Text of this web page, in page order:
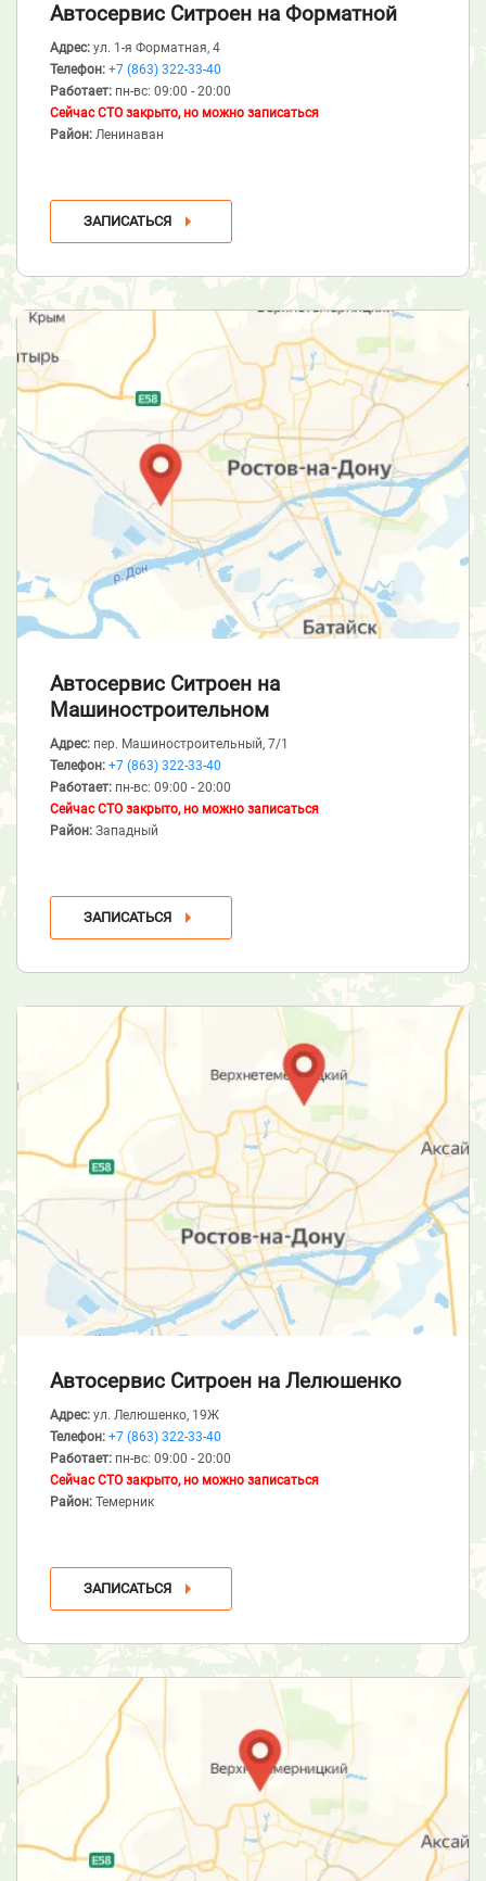
Автосервис Ситроен на Форматной
Адрес: ул. 1-я Форматная, 4
Телефон: +7 (863) 322-33-40
Работает: пн-вс: 09:00 - 20:00
Сейчас СТО закрыто, но можно записаться
Район: Ленинаван
ЗАПИСАТЬСЯ
Автосервис Ситроен на
Машиностроительном
Адрес: пер. Машиностроительный, 7/1
Телефон: +7 (863) 322-33-40
Работает: пн-вс: 09:00 - 20:00
Сейчас СТО закрыто, но можно записаться
Район: Западный
ЗАПИСАТЬСЯ
Автосервис Ситроен на Лелюшенко
Адрес: ул. Лелюшенко, 19Ж
Телефон: +7 (863) 322-33-40
Работает: пн-вс: 09:00 - 20:00
Сейчас СТО закрыто, но можно записаться
Район: Темерник
ЗАПИСАТЬСЯ